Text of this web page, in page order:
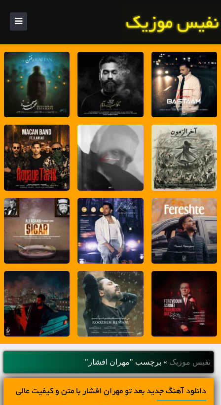
نفیس موزیک » برچسب "مهران افشار"
دانلود آهنگ جديد بعد تو مهران افشار با متن و کیفیت عالی